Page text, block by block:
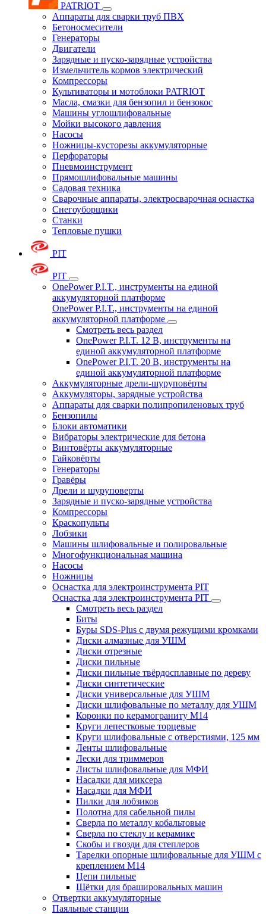
PATRIOT
Аппараты для сварки труб ПВХ
Бетоносмесители
Генераторы
Двигатели
Зарядные и пуско-зарядные устройства
Измельчитель кормов электрический
Компрессоры
Культиваторы и мотоблоки PATRIOT
Масла, смазки для бензопил и бензокос
Машины углошлифовальные
Мойки высокого давления
Насосы
Ножницы-кусторезы аккумуляторные
Перфораторы
Пневмоинструмент
Прямошлифовальные машины
Садовая техника
Сварочные аппараты, электросварочная оснастка
Снегоуборщики
Станки
Тепловые пушки
PIT
PIT
OnePower P.I.T., инструменты на единой
аккумуляторной платформе
OnePower P.I.T., инструменты на единой
аккумуляторной платформе
Смотреть весь раздел
OnePower P.I.T. 12 В, инструменты на
единой аккумуляторной платформе
OnePower P.I.T. 20 В, инструменты на
единой аккумуляторной платформе
Аккумуляторные дрели-шуруповёрты
Аккумуляторы, зарядные устройства
Аппараты для сварки полипропиленовых труб
Бензопилы
Блоки автоматики
Вибраторы электрические для бетона
Винтовёрты аккумуляторные
Гайковёрты
Генераторы
Гравёры
Дрели и шуруповерты
Зарядные и пуско-зарядные устройства
Компрессоры
Краскопульты
Лобзики
Машины шлифовальные и полировальные
Многофункциональная машина
Насосы
Ножницы
Оснастка для электроинструмента PIT
Оснастка для электроинструмента PIT
Смотреть весь раздел
Биты
Буры SDS-Plus c двумя режущими кромками
Диски алмазные для УШМ
Диски отрезные
Диски пильные
Диски пильные твёрдосплавные по дереву
Диски синтетические
Диски универсальные для УШМ
Диски шлифовальные по металлу для УШМ
Коронки по керамограниту M14
Круги лепестковые торцевые
Круги шлифовальные с отверстиями, 125 мм
Ленты шлифовальные
Лески для триммеров
Листы шлифовальные для МФИ
Насадки для миксера
Насадки для МФИ
Пилки для лобзиков
Полотна для сабельной пилы
Сверла по металлу кобальтовые
Сверла по стеклу и керамике
Скобы и гвозди для степлеров
Тарелки опорные шлифовальные для УШМ с
креплением М14
Цепи пильные
Щётки для брашировальных машин
Отвертки аккумуляторные
Паяльные станции